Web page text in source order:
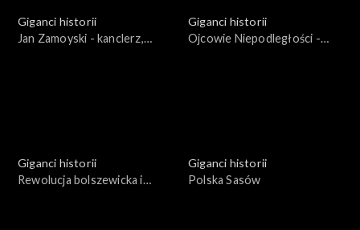
Giganci historii
Jan Zamoyski - kanclerz,
Giganci historii
Ojcowie Niepodległości -
Giganci historii
Rewolucja bolszewicka i
Giganci historii
Polska Sasów